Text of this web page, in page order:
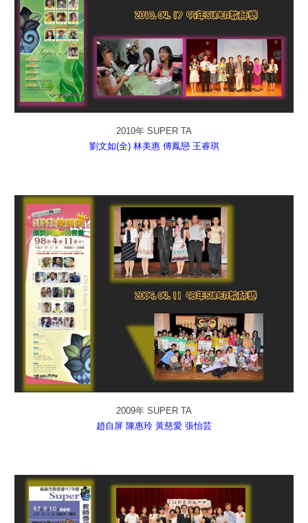
2010年 SUPER TA
劉文如(全) 林美惠 傅鳳戀 王睿琪
2009年 SUPER TA
趙自屏 陳惠玲 黃慈愛 張怡芸